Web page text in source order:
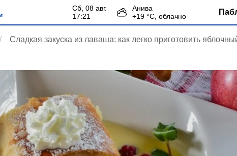
сб, 08 авг.
17:21
Анива
+19 °С, облачно
Сладкая закуска из лаваша: как легко приготовить